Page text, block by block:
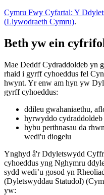
Cymru Fwy Cyfartal: Y
(Llywodraeth Cymru).
Beth yw ein
Mae Deddf Cydraddoldeb yn
rhaid i gyrff cyhoeddus fel
hwynt. Yr enw am hyn yw
gyrff cyhoeddus:
ddileu gwahaniaethu,
hyrwyddo
hybu perthnasau da
wedi'u diogelu
Ynghyd â'r Ddyletswydd
cyhoeddus yng Nghymru
sydd wedi’u gosod yn
(Dyletswyddau Statudol)
yw: